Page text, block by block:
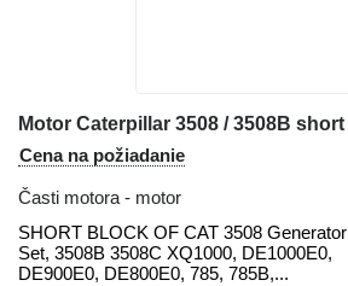
Cena na požiadanie
Časti motora - motor
SHORT BLOCK OF CAT 3508 Generator
Set, 3508B 3508C XQ1000, DE1000E0,
DE900E0, DE800E0, 785, 785B,...